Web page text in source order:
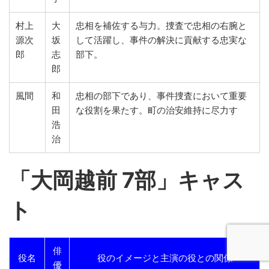
村上
源次
郎
大
坂
志
郎
忠相を補佐する与力。捜査で忠相の右腕と
して活躍し、事件の解決に貢献する忠実な
部下。
風間
和
田
浩
治
忠相の部下であり、事件捜査において重要
な役割を果たす。町の治安維持に尽力す
「大岡越前 7部」キャス
ト
役名
俳
優
役のイメージと主演の役との関係